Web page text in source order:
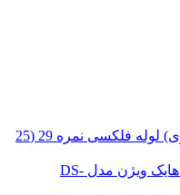
لوله فلکسی نمره 29 (25